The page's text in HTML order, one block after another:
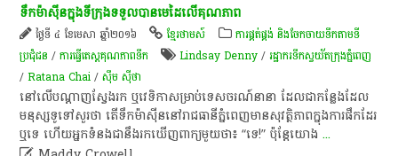
ទឹកម៉ាស៊ីនក្នុងទីក្រុងទទួលបានមេដៃលើគុណភាព
ថ្ងៃទី ៤ ខែមេសា ឆ្នាំ២០១៦ ខ្មែរថាមស៍
ការផ្គត់ផ្គង់ និងចែកចាយទឹកតាមទី
ប្រជុំជន /ការធ្វើតេស្តគុណភាពទឹក Lindsay Denny /រដ្ឋាករទឹក​ស្វយ័ត​ក្រុងភ្នំពេញ
/Ratana Chai /ស៊ឹម ស៊ីថា
នៅ​លើ​បណ្ដាញ​ស្វែងរក​ ឬ​វេទិកា​សម្រាប់​ទេសចរណ៍​នានា​ ដែល​ជា​កន្លែង​ដែល​
មនុស្ស​ទូទៅ​សួរ​ថា​ តើ​ទឹក​ម៉ាស៊ីន​នៅ​រាជធានី​ភ្នំពេញ​មាន​សុវត្ថិភាព​ក្នុង​ការ​ផឹក​ដែរ​
ឬទេ​ ហើយ​អ្នក​ទំនងជា​នឹង​រក​ឃើញ​ពាក្យ​មួយ​ថា​៖​ “​ទេ​!”​ ប៉ុន្តែ​យោង...